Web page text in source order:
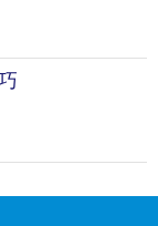
成就，都是做微
法吗技巧
做好一个微商，